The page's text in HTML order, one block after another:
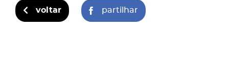
voltar partilhar